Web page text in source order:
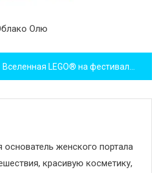
Олю
женского портала
красивую косметику,